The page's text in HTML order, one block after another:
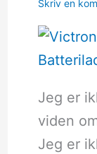
Skriv en
Jeg er
viden
Jeg er